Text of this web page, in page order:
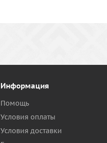
Информация
Помощь
Условия оплаты
Условия доставки